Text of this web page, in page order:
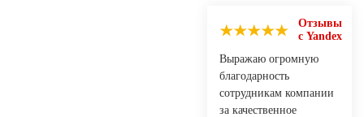
Отзывы
с Yandex
Выражаю огромную
благодарность
сотрудникам компании
за качественное